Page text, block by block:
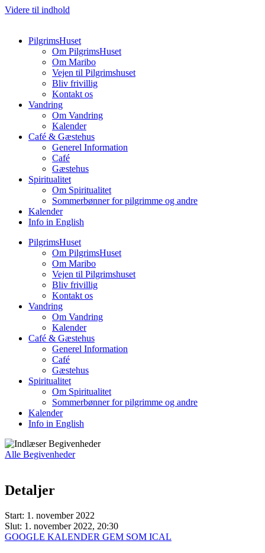
Videre til indhold
PilgrimsHuset
Om PilgrimsHuset
Om Maribo
Vejen til Pilgrimshuset
Bliv frivillig
Kontakt os
Vandring
Om Vandring
Kalender
Café & Gæstehus
Generel Information
Café
Gæstehus
Spiritualitet
Om Spiritualitet
Sommerbønner for pilgrimme og andre
Kalender
Info in English
PilgrimsHuset
Om PilgrimsHuset
Om Maribo
Vejen til Pilgrimshuset
Bliv frivillig
Kontakt os
Vandring
Om Vandring
Kalender
Café & Gæstehus
Generel Information
Café
Gæstehus
Spiritualitet
Om Spiritualitet
Sommerbønner for pilgrimme og andre
Kalender
Info in English
Alle Begivenheder
Detaljer
Start: 1. november 2022
Slut: 1. november 2022, 20:30
GOOGLE KALENDER GEM SOM ICAL